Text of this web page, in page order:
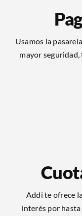
Usamos la
mayor
Addi te ofrece
interés por hasta